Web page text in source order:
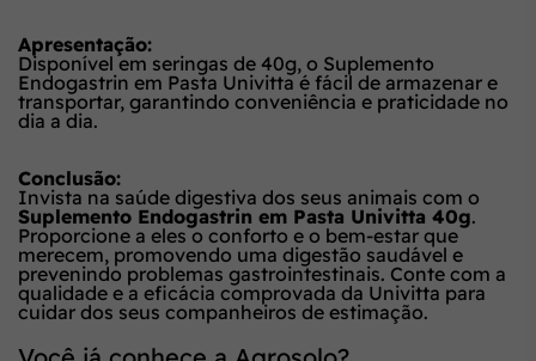
Apresentação:
Disponível em seringas de 40g, o Suplemento
Endogastrin em Pasta Univitta é fácil de armazenar e
transportar, garantindo conveniência e praticidade no
dia a dia.
Conclusão:
Invista na saúde digestiva dos seus animais com o
Suplemento Endogastrin em Pasta Univitta 40g.
Proporcione a eles o conforto e o bem-estar que
merecem, promovendo uma digestão saudável e
prevenindo problemas gastrointestinais. Conte com a
qualidade e a eficácia comprovada da Univitta para
cuidar dos seus companheiros de estimação.